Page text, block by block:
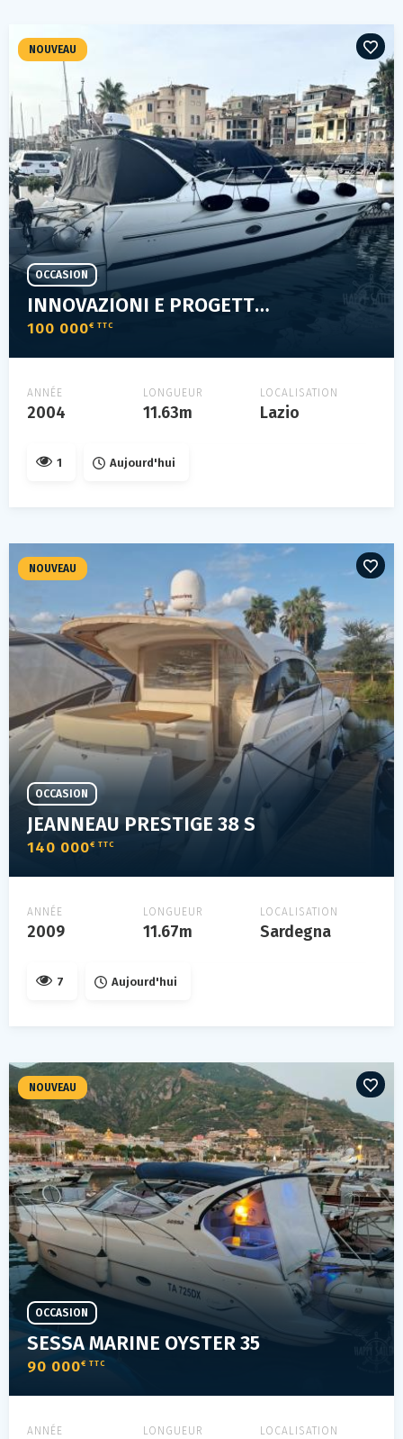
INNOVAZIONI E PROGETTI MIRA 37
100 000€ TTC
OCCASION
ANNÉE
2004
LONGUEUR
11.63m
LOCALISATION
Lazio
NOUVEAU
1 Aujourd'hui
JEANNEAU PRESTIGE 38 S
140 000€ TTC
OCCASION
ANNÉE
2009
LONGUEUR
11.67m
LOCALISATION
Sardegna
NOUVEAU
7 Aujourd'hui
SESSA MARINE OYSTER 35
90 000€ TTC
OCCASION
ANNÉE LONGUEUR LOCALISATION
NOUVEAU